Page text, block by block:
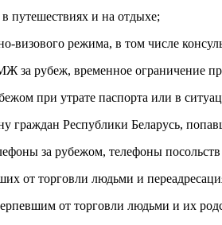
путешествиях и на отдыхе;
визового режима, в том числе
за рубеж, временное ограничение
при утрате паспорта или в
граждан Республики Беларусь,
за рубежом, телефоны
от торговли людьми и
от торговли людьми и их